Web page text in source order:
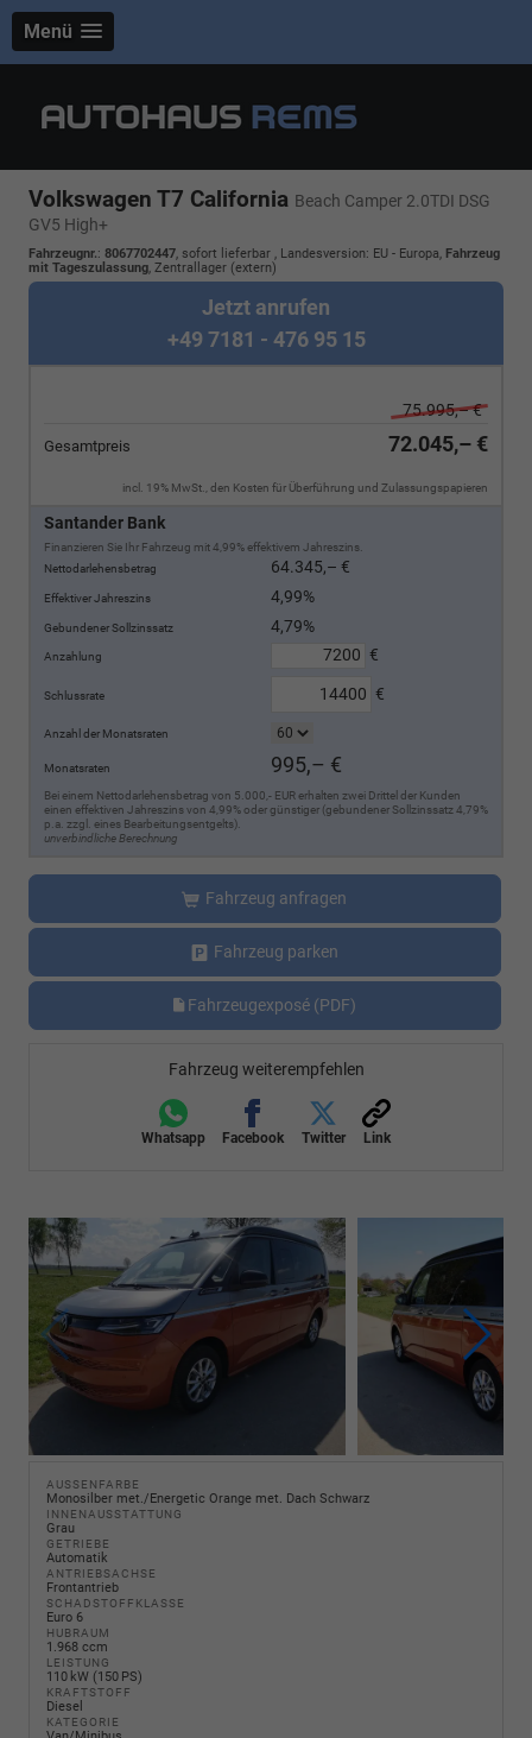
Menü
Volkswagen T7 California Beach Camper 2.0TDI DSG
GV5 High+
Fahrzeugnr.: 8067702447, sofort lieferbar , Landesversion: EU - Europa, Fahrzeug
mit Tageszulassung, Zentrallager (extern)
Jetzt anrufen
+49 7181 - 476 95 15
75.995,– €
Gesamtpreis 72.045,– €
incl. 19% MwSt., den Kosten für Überführung und Zulassungspapieren
Santander Bank
Finanzieren Sie Ihr Fahrzeug mit 4,99% effektivem Jahreszins.
Nettodarlehensbetrag
64.345,– €
Effektiver Jahreszins 4,99%
Gebundener Sollzinssatz 4,79%
Anzahlung €
Schlussrate €
Anzahl der Monatsraten
Monatsraten 995,– €
Bei einem Nettodarlehensbetrag von 5.000,- EUR erhalten zwei Drittel der Kunden
einen effektiven Jahreszins von 4,99% oder günstiger (gebundener Sollzinssatz 4,79%
p.a. zzgl. eines Bearbeitungsentgelts).
unverbindliche Berechnung
Fahrzeug anfragen
Fahrzeug parken
Fahrzeugexposé (PDF)
Fahrzeug weiterempfehlen
Whatsapp Facebook Twitter Link
AUSSENFARBE
Monosilber met./Energetic Orange met. Dach Schwarz
INNENAUSSTATTUNG
Grau
GETRIEBE
Automatik
ANTRIEBSACHSE
Frontantrieb
SCHADSTOFFKLASSE
Euro 6
HUBRAUM
1.968 ccm
LEISTUNG
110 kW (150 PS)
KRAFTSTOFF
Diesel
KATEGORIE